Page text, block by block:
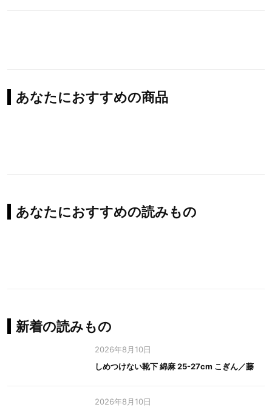
あなたにおすすめの商品
あなたにおすすめの読みもの
新着の読みもの
2026年8月10日
しめつけない靴下 綿麻 25-27cm こぎん／藤
2026年8月10日